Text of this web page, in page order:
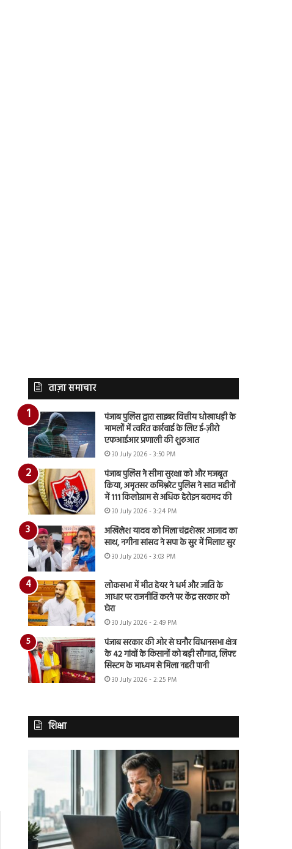
ताज़ा समाचार
पंजाब पुलिस द्वारा साइबर वित्तीय धोखाधड़ी के
मामलों में त्वरित कार्रवाई के लिए ई-ज़ीरो
एफआईआर प्रणाली की शुरुआत
30 July 2026 - 3:50 PM
पंजाब पुलिस ने सीमा सुरक्षा को और मजबूत
किया, अमृतसर कमिश्नरेट पुलिस ने सात महीनों
में 111 किलोग्राम से अधिक हेरोइन बरामद की
30 July 2026 - 3:24 PM
अखिलेश यादव को मिला चंद्रशेखर आजाद का
साथ, नगीना सांसद ने सपा के सुर में मिलाए सुर
30 July 2026 - 3:03 PM
लोकसभा में मीत हेयर ने धर्म और जाति के
आधार पर राजनीति करने पर केंद्र सरकार को
घेरा
30 July 2026 - 2:49 PM
पंजाब सरकार की ओर से घनौर विधानसभा क्षेत्र
के 42 गांवों के किसानों को बड़ी सौगात, लिफ्ट
सिस्टम के माध्यम से मिला नहरी पानी
30 July 2026 - 2:25 PM
शिक्षा